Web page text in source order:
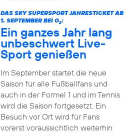
DAS SKY SUPERSPORT JAHRESTICKET AB
1. SEPTEMBER BEI O2:
Ein ganzes Jahr lang
unbeschwert Live-
Sport genießen
Im September startet die neue
Saison für alle Fußballfans und
auch in der Formel 1 und im Tennis
wird die Saison fortgesetzt. Ein
Besuch vor Ort wird für Fans
vorerst voraussichtlich weiterhin